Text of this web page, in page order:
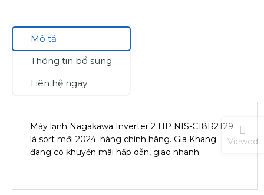
Mô tả
Thông tin bổ sung
Liên hệ ngay
Máy lạnh Nagakawa Inverter 2 HP NIS-C18R2T29
là sort mới 2024. hàng chính hãng. Gia Khang
đang có khuyến mãi hấp dẫn, giao nhanh
Viewed